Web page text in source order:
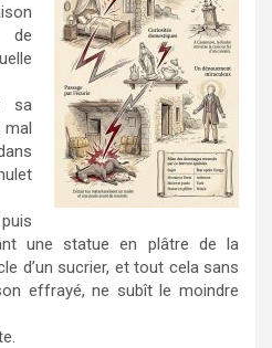
de
sa
mal
une statue en plâtre de la
d’un sucrier, et tout cela sans
effrayé, ne subît le moindre